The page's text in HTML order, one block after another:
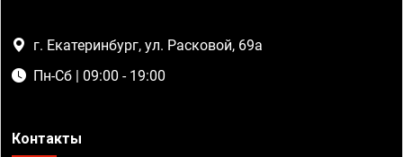
г. Екатеринбург, ул. Расковой, 69а
Пн-Сб | 09:00 - 19:00
Контакты